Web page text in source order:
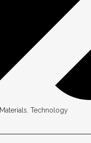
Materials, Technology